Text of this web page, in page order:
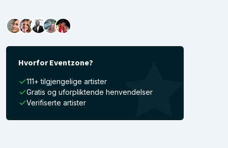
Hvorfor Eventzone?
111+ tilgjengelige artister
Gratis og uforpliktende henvendelser
Verifiserte artister